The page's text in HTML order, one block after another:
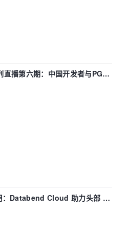
播第六期：中国开发者与PG内
献了什么？
：Databend Cloud 助力头部 AI
道